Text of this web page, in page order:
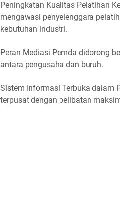
Peningkatan Kualitas Pelatihan
mengawasi penyelenggara
kebutuhan industri.
Peran Mediasi Pemda didorong
antara pengusaha dan buruh.
Sistem Informasi Terbuka dalam
terpusat dengan pelibatan